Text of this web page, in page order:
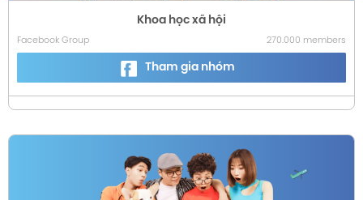
Khoa học xã hội
Facebook Group 270.000 members
Tham gia nhóm